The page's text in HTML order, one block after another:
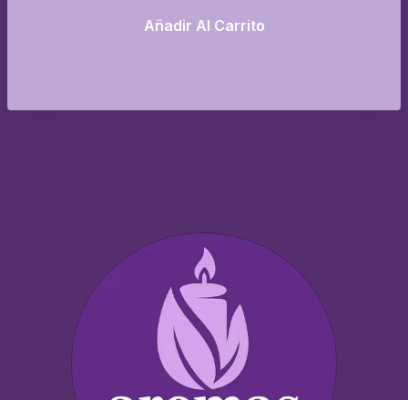
Añadir Al Carrito